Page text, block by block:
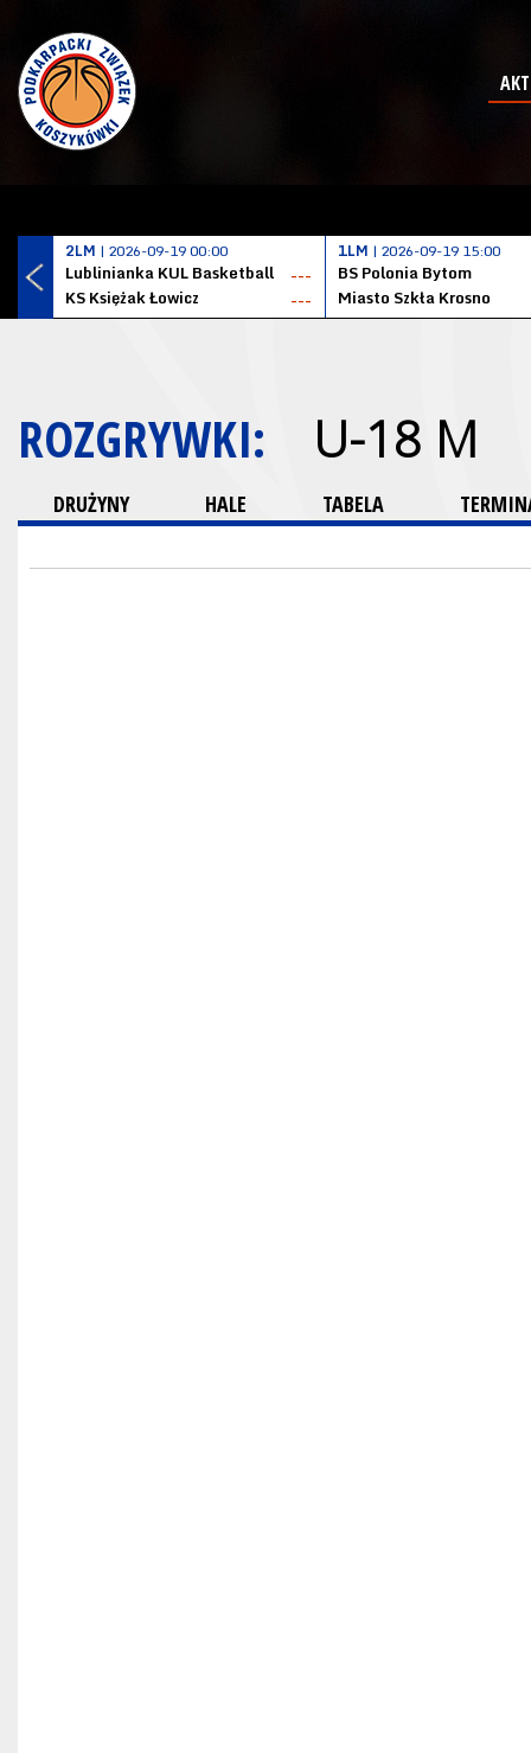
2LM | 2026-09-19 00:00
Lublinianka KUL Basketball
---
KS Księżak Łowicz
---
1LM | 2026-09-19 15:00
BS Polonia Bytom
Miasto Szkła Krosno
ROZGRYWKI: U-18 M
DRUŻYNY HALE TABELA